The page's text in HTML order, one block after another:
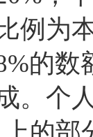
例为
的数
。个